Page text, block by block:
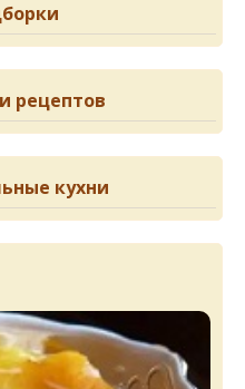
рецептов
кухни